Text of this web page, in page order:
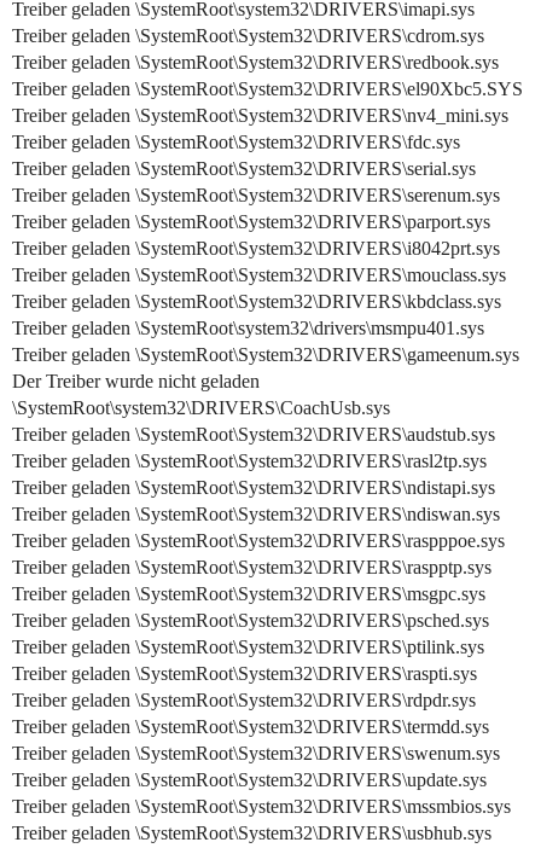
Treiber geladen \SystemRoot\system32\DRIVERS\imapi.sys
Treiber geladen \SystemRoot\System32\DRIVERS\cdrom.sys
Treiber geladen \SystemRoot\System32\DRIVERS\redbook.sys
Treiber geladen \SystemRoot\System32\DRIVERS\el90Xbc5.SYS
Treiber geladen \SystemRoot\System32\DRIVERS\nv4_mini.sys
Treiber geladen \SystemRoot\System32\DRIVERS\fdc.sys
Treiber geladen \SystemRoot\System32\DRIVERS\serial.sys
Treiber geladen \SystemRoot\System32\DRIVERS\serenum.sys
Treiber geladen \SystemRoot\System32\DRIVERS\parport.sys
Treiber geladen \SystemRoot\System32\DRIVERS\i8042prt.sys
Treiber geladen \SystemRoot\System32\DRIVERS\mouclass.sys
Treiber geladen \SystemRoot\System32\DRIVERS\kbdclass.sys
Treiber geladen \SystemRoot\system32\drivers\msmpu401.sys
Treiber geladen \SystemRoot\System32\DRIVERS\gameenum.sys
Der Treiber wurde nicht geladen
\SystemRoot\system32\DRIVERS\CoachUsb.sys
Treiber geladen \SystemRoot\System32\DRIVERS\audstub.sys
Treiber geladen \SystemRoot\System32\DRIVERS\rasl2tp.sys
Treiber geladen \SystemRoot\System32\DRIVERS\ndistapi.sys
Treiber geladen \SystemRoot\System32\DRIVERS\ndiswan.sys
Treiber geladen \SystemRoot\System32\DRIVERS\raspppoe.sys
Treiber geladen \SystemRoot\System32\DRIVERS\raspptp.sys
Treiber geladen \SystemRoot\System32\DRIVERS\msgpc.sys
Treiber geladen \SystemRoot\System32\DRIVERS\psched.sys
Treiber geladen \SystemRoot\System32\DRIVERS\ptilink.sys
Treiber geladen \SystemRoot\System32\DRIVERS\raspti.sys
Treiber geladen \SystemRoot\System32\DRIVERS\rdpdr.sys
Treiber geladen \SystemRoot\System32\DRIVERS\termdd.sys
Treiber geladen \SystemRoot\System32\DRIVERS\swenum.sys
Treiber geladen \SystemRoot\System32\DRIVERS\update.sys
Treiber geladen \SystemRoot\System32\DRIVERS\mssmbios.sys
Treiber geladen \SystemRoot\System32\DRIVERS\usbhub.sys